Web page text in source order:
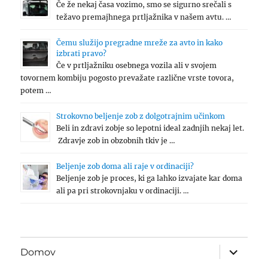
Če že nekaj časa vozimo, smo se sigurno srečali s
težavo premajhnega prtljažnika v našem avtu. …
Čemu služijo pregradne mreže za avto in kako
izbrati pravo?
Če v prtljažniku osebnega vozila ali v svojem
tovornem kombiju pogosto prevažate različne vrste tovora,
potem …
Strokovno beljenje zob z dolgotrajnim učinkom
Beli in zdravi zobje so lepotni ideal zadnjih nekaj let.
Zdravje zob in obzobnih tkiv je …
Beljenje zob doma ali raje v ordinaciji?
Beljenje zob je proces, ki ga lahko izvajate kar doma
ali pa pri strokovnjaku v ordinaciji. …
Domov
expand
child